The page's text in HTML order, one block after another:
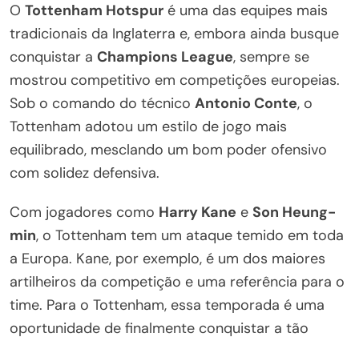
O Tottenham Hotspur é uma das equipes mais
tradicionais da Inglaterra e, embora ainda busque
conquistar a Champions League, sempre se
mostrou competitivo em competições europeias.
Sob o comando do técnico Antonio Conte, o
Tottenham adotou um estilo de jogo mais
equilibrado, mesclando um bom poder ofensivo
com solidez defensiva.
Com jogadores como Harry Kane e Son Heung-
min, o Tottenham tem um ataque temido em toda
a Europa. Kane, por exemplo, é um dos maiores
artilheiros da competição e uma referência para o
time. Para o Tottenham, essa temporada é uma
oportunidade de finalmente conquistar a tão